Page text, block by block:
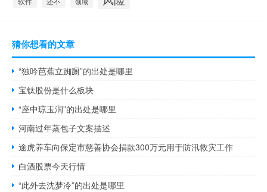
猜你想看的文章
“独吟芭蕉立踟蹰”的出处是哪里
宝钛股份是什么板块
“座中琼玉润”的出处是哪里
河南过年蒸包子文案描述
途虎养车向保定市慈善协会捐款300万元用于防汛救灾工作
白酒股票今天行情
“此外去沈梦冷”的出处是哪里